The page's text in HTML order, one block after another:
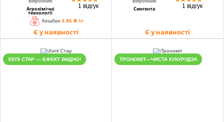
Агрохімічні
технології
1 відгук
Кешбек 4.86 ₴ /л
Є у наявності
Сингента
1 відгук
Є у наявності
ХЕПІ СТАР — ЕФЕКТ ВИДНО! ТРОНОМІТ—ЧИСТА КУКУРУДЗА